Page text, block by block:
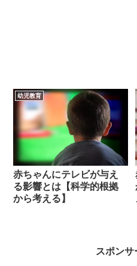
幼児教育
赤ちゃんにテレビが与え
る影響とは【科学的根拠
から考える】
スポンサ